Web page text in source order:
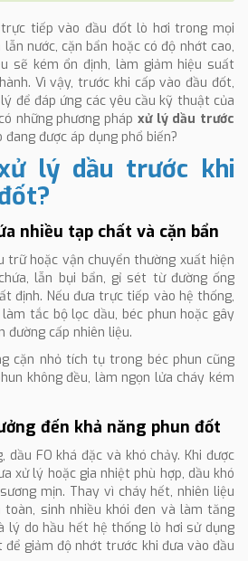
tiếp vào đầu đốt lò hơi trong mọi
nước, cặn bẩn hoặc có độ nhớt cao,
sẽ kém ổn định, làm giảm hiệu suất
Vì vậy, trước khi cấp vào đầu đốt,
để đáp ứng các yêu cầu kỹ thuật của
những phương pháp xử lý dầu trước
đang được áp dụng phổ biến?
lý dầu trước khi
nhiều tạp chất và cặn bẩn
trữ hoặc vận chuyển thường xuất hiện
lẫn bụi bẩn, gỉ sét từ đường ống
định. Nếu đưa trực tiếp vào hệ thống,
tắc bộ lọc dầu, béc phun hoặc gây
cấp nhiên liệu.
cặn nhỏ tích tụ trong béc phun cũng
không đều, làm ngọn lửa cháy kém
đến khả năng phun đốt
FO khá đặc và khó chảy. Khi được
xử lý hoặc gia nhiệt phù hợp, dầu khó
mịn. Thay vì cháy hết, nhiên liệu
toàn, sinh nhiều khói đen và làm tăng
lý do hầu hết hệ thống lò hơi sử dụng
để giảm độ nhớt trước khi đưa vào đầu